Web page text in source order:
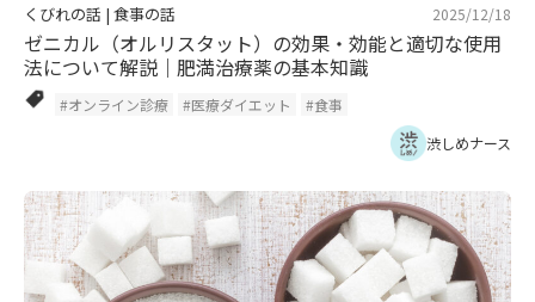
くびれの話 | 食事の話 2025/12/18
ゼニカル（オルリスタット）の効果・効能と適切な使用
法について解説｜肥満治療薬の基本知識
#オンライン診療 #医療ダイエット
#食事
渋しめナース